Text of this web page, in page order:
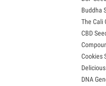
Nasiona
Nasiona
Buddha
The Cali
CBD
Cookies
DNA